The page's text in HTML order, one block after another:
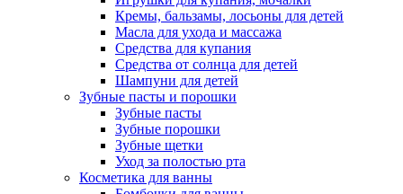
Кремы, бальзамы, лосьоны для детей
Масла для ухода и массажа
Средства для купания
Средства от солнца для детей
Шампуни для детей
Зубные пасты и порошки
Зубные пасты
Зубные порошки
Зубные щетки
Уход за полостью рта
Косметика для ванны